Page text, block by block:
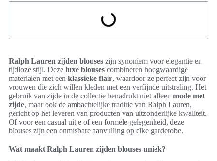
Ralph Lauren zijden blouses zijn synoniem voor elegantie en
tijdloze stijl. Deze luxe blouses combineren hoogwaardige
materialen met een klassieke flair, waardoor ze perfect zijn voor
vrouwen die zich willen kleden met een verfijnde uitstraling. Het
gebruik van zijde in de collectie benadrukt niet alleen mode met
zijde, maar ook de ambachtelijke traditie van Ralph Lauren,
gericht op het leveren van producten van uitzonderlijke kwaliteit.
Of voor een casual uitje of een formele gelegenheid, deze
blouses zijn een onmisbare aanvulling op elke garderobe.
Wat maakt Ralph Lauren zijden blouses uniek?